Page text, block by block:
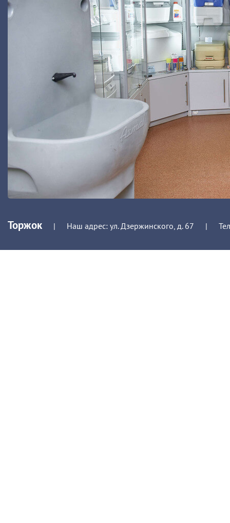
Торжок | Наш адрес: ул. Дзержинского, д. 67 |